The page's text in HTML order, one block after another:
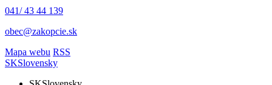
041/ 43 44 139
obec@zakopcie.sk
Mapa webu RSS
SKSlovensky